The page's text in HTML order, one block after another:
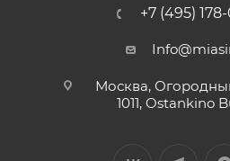
+7 (495)
Москва,
1011, Ostankino